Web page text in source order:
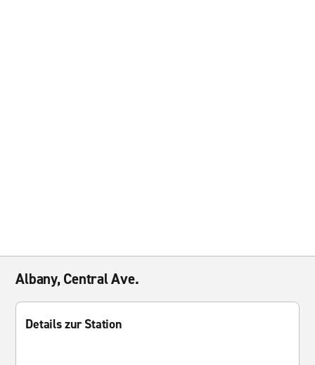
Albany, Central Ave.
Details zur Station